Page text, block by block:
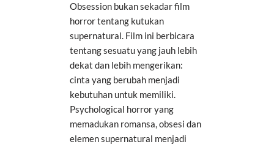
Obsession bukan sekadar film
horror tentang kutukan
supernatural. Film ini berbicara
tentang sesuatu yang jauh lebih
dekat dan lebih mengerikan:
cinta yang berubah menjadi
kebutuhan untuk memiliki.
Psychological horror yang
memadukan romansa, obsesi dan
elemen supernatural menjadi